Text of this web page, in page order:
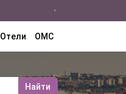
Отели ОМС
Найти